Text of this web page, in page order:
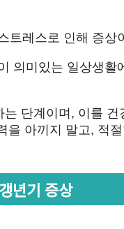
트레스로 인해 증
의미있는 일상생
단계이며, 이를
을 아끼지 말고, 적
년기 증상